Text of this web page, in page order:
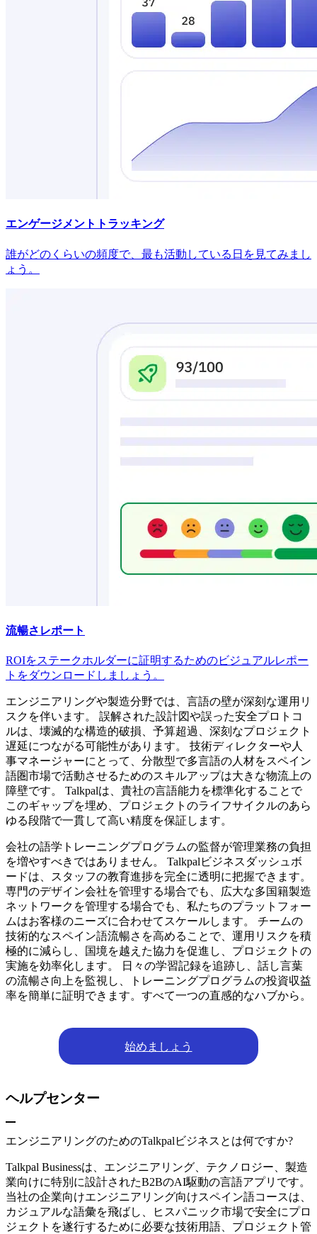
エンゲージメントトラッキング
誰がどのくらいの頻度で、最も活動している日を見てみまし
ょう。
流暢さレポート
ROIをステークホルダーに証明するためのビジュアルレポー
トをダウンロードしましょう。
エンジニアリングや製造分野では、言語の壁が深刻な運用リ
スクを伴います。 誤解された設計図や誤った安全プロトコ
ルは、壊滅的な構造的破損、予算超過、深刻なプロジェクト
遅延につながる可能性があります。 技術ディレクターや人
事マネージャーにとって、分散型で多言語の人材をスペイン
語圏市場で活動させるためのスキルアップは大きな物流上の
障壁です。 Talkpalは、貴社の言語能力を標準化することで
このギャップを埋め、プロジェクトのライフサイクルのあら
ゆる段階で一貫して高い精度を保証します。
会社の語学トレーニングプログラムの監督が管理業務の負担
を増やすべきではありません。 Talkpalビジネスダッシュボ
ードは、スタッフの教育進捗を完全に透明に把握できます。
専門のデザイン会社を管理する場合でも、広大な多国籍製造
ネットワークを管理する場合でも、私たちのプラットフォー
ムはお客様のニーズに合わせてスケールします。 チームの
技術的なスペイン語流暢さを高めることで、運用リスクを積
極的に減らし、国境を越えた協力を促進し、プロジェクトの
実施を効率化します。 日々の学習記録を追跡し、話し言葉
の流暢さ向上を監視し、トレーニングプログラムの投資収益
率を簡単に証明できます。すべて一つの直感的なハブから。
始めましょう
ヘルプセンター
エンジニアリングのためのTalkpalビジネスとは何ですか?
Talkpal Businessは、エンジニアリング、テクノロジー、製造
業向けに特別に設計されたB2BのAI駆動の言語アプリです。
当社の企業向けエンジニアリング向けスペイン語コースは、
カジュアルな語彙を飛ばし、ヒスパニック市場で安全にプロ
ジェクトを遂行するために必要な技術用語、プロジェクト管